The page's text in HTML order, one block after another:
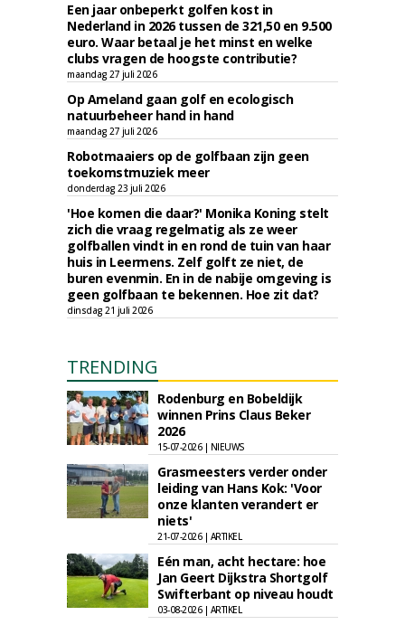
Een jaar onbeperkt golfen kost in
Nederland in 2026 tussen de 321,50 en 9.500
euro. Waar betaal je het minst en welke
clubs vragen de hoogste contributie?
maandag 27 juli 2026
Op Ameland gaan golf en ecologisch
natuurbeheer hand in hand
maandag 27 juli 2026
Robotmaaiers op de golfbaan zijn geen
toekomstmuziek meer
donderdag 23 juli 2026
'Hoe komen die daar?' Monika Koning stelt
zich die vraag regelmatig als ze weer
golfballen vindt in en rond de tuin van haar
huis in Leermens. Zelf golft ze niet, de
buren evenmin. En in de nabije omgeving is
geen golfbaan te bekennen. Hoe zit dat?
dinsdag 21 juli 2026
TRENDING
Rodenburg en Bobeldijk
winnen Prins Claus Beker
2026
15-07-2026 | NIEUWS
Grasmeesters verder onder
leiding van Hans Kok: 'Voor
onze klanten verandert er
niets'
21-07-2026 | ARTIKEL
Eén man, acht hectare: hoe
Jan Geert Dijkstra Shortgolf
Swifterbant op niveau houdt
03-08-2026 | ARTIKEL